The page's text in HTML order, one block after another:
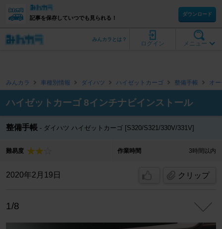
記事を保存していつでも見られる！
ダウンロード
メニュー
ログイン
みんカラとは？
みんカラ 車種別情報 ダイハツ ハイゼットカーゴ 整備手帳 オ
ハイゼットカーゴ 8インチナビインストール
整備手帳 ダイハツ ハイゼットカーゴ [S320/S321/330V/331V]
難易度 作業時間 3時間以内
2020年2月19日 クリップ
1/8